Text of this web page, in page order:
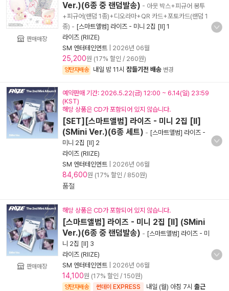
판매매장
Ver.)(6종 중 랜덤발송) - 아웃 박스+피규어 봉투
+피규어(랜덤 1종)+디오라마+QR 카드+포토카드(랜덤 1
종) - [스마트앨범] 라이즈 - 미니 2집 [II] 1
라이즈 (RIIZE)
SM 엔터테인먼트
2026년 06월
25,200원 (17% 할인 / 260원)
양탄자배송 내일 밤 11시 잠들기전 배송 변경
예약판매 기간: 2026.5.22(금) 12:00 ~ 6.14(일) 23:59
(KST)
해당 상품은 CD가 포함되어 있지 않습니다.
[SET][스마트앨범] 라이즈 - 미니 2집 [II]
(SMini Ver.)(6종 세트) - [스마트앨범] 라이즈 -
미니 2집 [II] 2
라이즈 (RIIZE)
SM 엔터테인먼트
2026년 06월
84,600원 (17% 할인 / 850원)
품절
판매매장
해당 상품은 CD가 포함되어 있지 않습니다.
[스마트앨범] 라이즈 - 미니 2집 [II] (SMini
Ver.)(6종 중 랜덤발송) - [스마트앨범] 라이즈 - 미
니 2집 [II] 3
라이즈 (RIIZE)
SM 엔터테인먼트
2026년 06월
14,100원 (17% 할인 / 150원)
양탄자배송 썬데이 EXPRESS 내일 (월) 아침 7시 출근